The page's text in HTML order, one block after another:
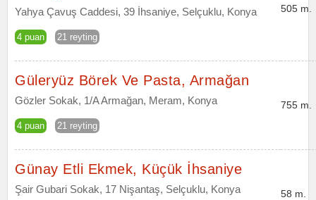
Yahya Çavuş Caddesi, 39 İhsaniye, Selçuklu, Konya
4 puan 21 reyting
505 m.
Güleryüz Börek Ve Pasta, Armağan
Gözler Sokak, 1/A Armağan, Meram, Konya
4 puan 21 reyting
755 m.
Günay Etli Ekmek, Küçük İhsaniye
Şair Gubari Sokak, 17 Nişantaş, Selçuklu, Konya 58 m.